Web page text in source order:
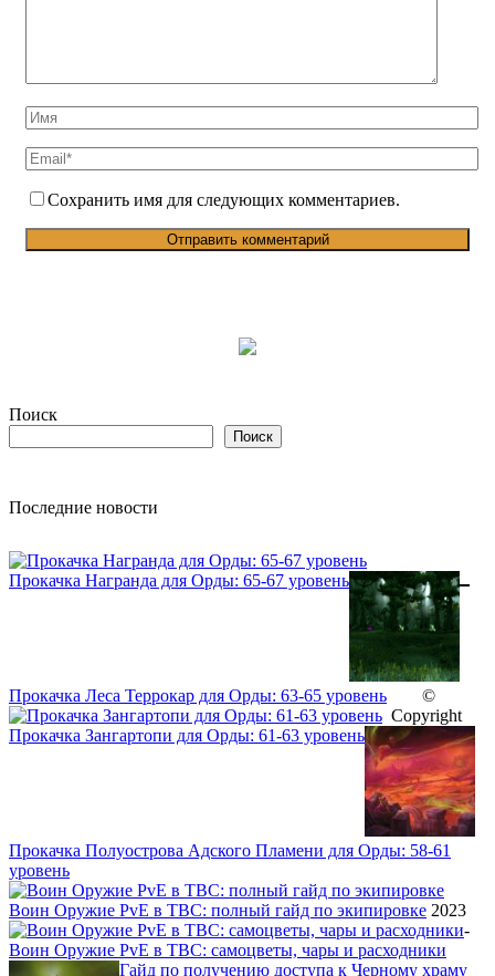
Сохранить имя для следующих комментариев.
Поиск
Поиск
Последние новости
Прокачка Награнда для Орды: 65-67 уровень
Прокачка Леса Террокар для Орды: 63-65 уровень
Прокачка Зангартопи для Орды: 61-63 уровень
Прокачка Полуострова Адского Пламени для Орды: 58-61
уровень
Воин Оружие PvE в TBC: полный гайд по экипировке
Воин Оружие PvE в TBC: самоцветы, чары и расходники
Гайд по получению доступа к Черному храму
©
Copyright
2023
-